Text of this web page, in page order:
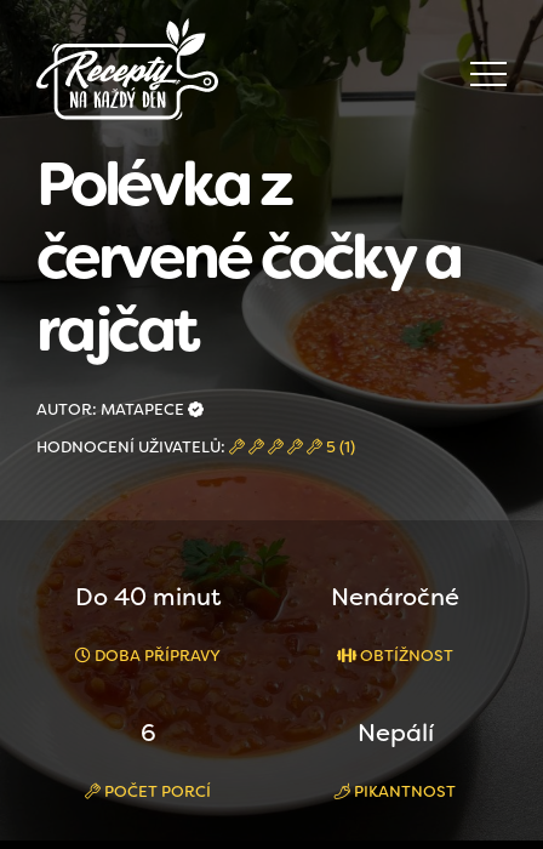
Polévka z
červené čočky a
rajčat
AUTOR: MATAPECE
HODNOCENÍ UŽIVATELŮ:
5 (1)
Do 40 minut
DOBA PŘÍPRAVY
Nenáročné
OBTÍŽNOST
6
POČET PORCÍ
Nepálí
PIKANTNOST